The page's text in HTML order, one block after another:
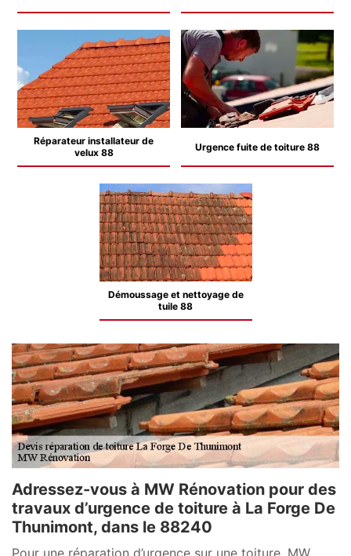
Réparateur installateur de
velux 88
Urgence fuite de toiture 88
Démoussage et nettoyage de
tuile 88
Adressez-vous à MW Rénovation pour des
travaux d’urgence de toiture à La Forge De
Thunimont, dans le 88240
Pour une réparation d’urgence sur une toiture, MW